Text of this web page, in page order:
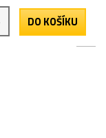
DO KOŠÍKU